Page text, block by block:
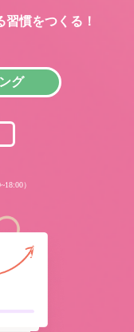
習慣をつくる！
グ
）